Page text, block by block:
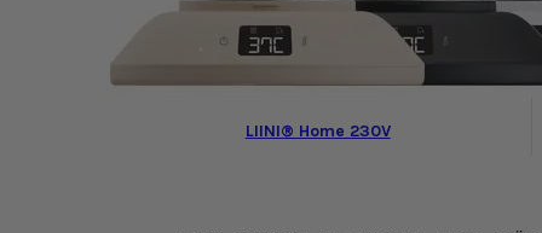
LIINI® Home 230V